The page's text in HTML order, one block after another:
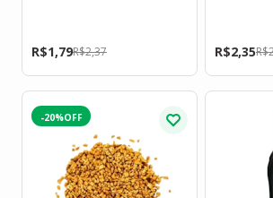
R$2,37
R$1,79 R$
R$2,35
-20%